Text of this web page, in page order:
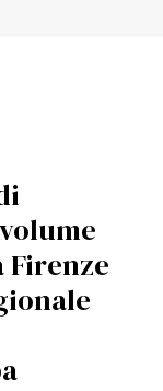
Firenze